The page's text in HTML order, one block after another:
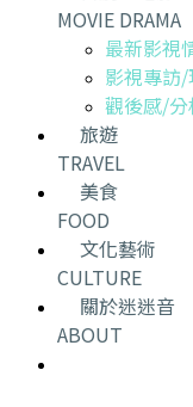
MOVIE DRAMA
最新影視
影視專訪
觀後感/
旅遊
TRAVEL
美食
FOOD
文化藝術
CULTURE
關於迷迷音
ABOUT